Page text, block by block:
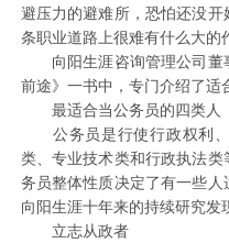
避压力的避难所，恐怕还没
条职业道路上很难有什么大的
向阳生涯咨询管理公司董
前途》一书中，专门介绍了适
最适合当公务员的四类人
公务员是行使行政权利、
类、专业技术类和行政执法
务员整体性质决定了有一些
向阳生涯十年来的持续研究发
立志从政者